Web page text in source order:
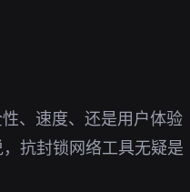
、速度、还是用户体验
抗封锁网络工具无疑是